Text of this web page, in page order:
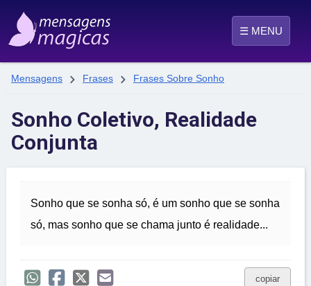
☰ MENU
Mensagens  Frases  Frases Sobre Sonho
Sonho Coletivo, Realidade
Conjunta
Sonho que se sonha só, é um sonho que se sonha
só, mas sonho que se chama junto é realidade...
copiar